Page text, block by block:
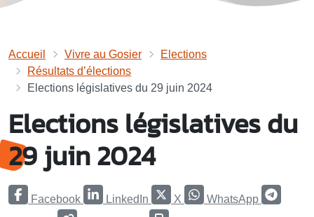
Accueil Vivre au Gosier
Elections
Résultats d’élections
Elections législatives du 29 juin 2024
Elections législatives du
29 juin 2024
Facebook LinkedIn X WhatsApp